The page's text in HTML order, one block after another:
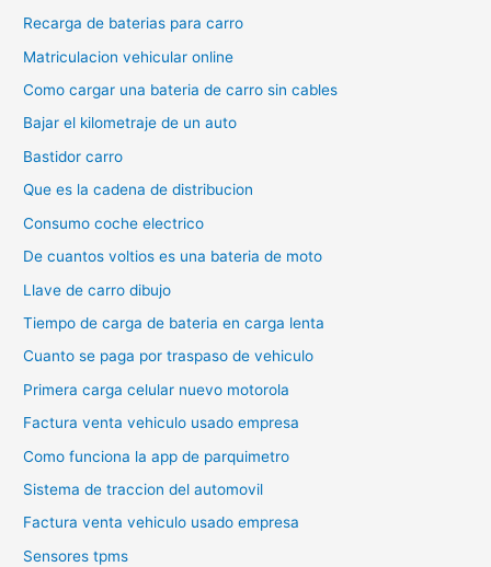
Recarga de baterias para carro
Matriculacion vehicular online
Como cargar una bateria de carro sin cables
Bajar el kilometraje de un auto
Bastidor carro
Que es la cadena de distribucion
Consumo coche electrico
De cuantos voltios es una bateria de moto
Llave de carro dibujo
Tiempo de carga de bateria en carga lenta
Cuanto se paga por traspaso de vehiculo
Primera carga celular nuevo motorola
Factura venta vehiculo usado empresa
Como funciona la app de parquimetro
Sistema de traccion del automovil
Factura venta vehiculo usado empresa
Sensores tpms